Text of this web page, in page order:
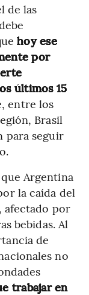
de las
hoy ese
por
últimos 15
entre los
Brasil
para seguir
Argentina
la caída del
afectado por
bebidas. Al
de
no
trabajar en